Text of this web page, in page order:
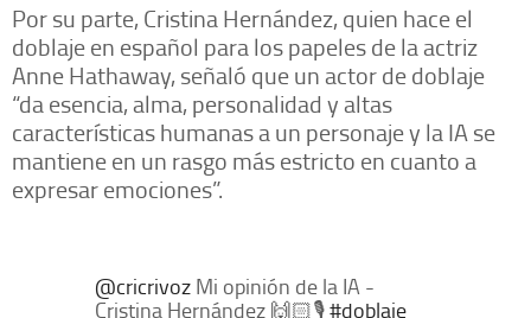
Por su parte, Cristina Hernández, quien hace el
doblaje en español para los papeles de la actriz
Anne Hathaway, señaló que un actor de doblaje
“da esencia, alma, personalidad y altas
características humanas a un personaje y la IA se
mantiene en un rasgo más estricto en cuanto a
expresar emociones”.
@cricrivoz Mi opinión de la IA -
Cristina Hernández 🙌🏻🎙️#doblaje